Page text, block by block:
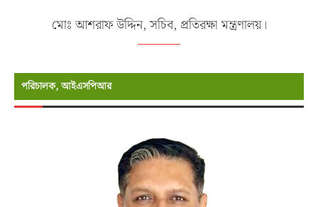
মোঃ আশরাফ উদ্দিন, সচিব, প্রতিরক্ষা মন্ত্রণালয়।
পরিচালক, আইএসপিআর